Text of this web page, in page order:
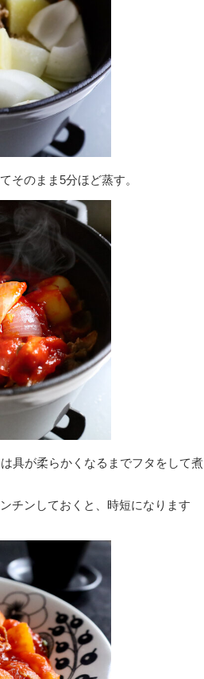
のまま5分ほど蒸す。
具が柔らかくなるまでフタをして煮
チンしておくと、時短になります